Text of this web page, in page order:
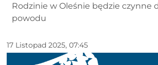
Rodzinie w Oleśnie będzie czynne
powodu
17 Listopad 2025, 07:45